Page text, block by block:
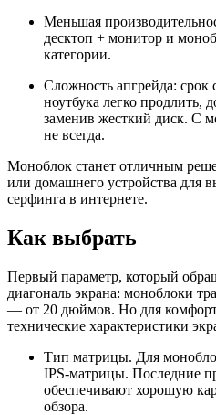
Меньшая
десктоп + монитор и
категории.
Сложность апгрейда:
ноутбука легко продлить,
заменив жесткий диск. С
не всегда.
Моноблок станет отличным
или домашнего устройства для
серфинга в интернете.
Как выбрать
Первый параметр, который
диагональ экрана: моноблоки
— от 20 дюймов. Но для
технические характеристики
Тип матрицы. Для
IPS-матрицы. Последние
обеспечивают хорошую
обзора.